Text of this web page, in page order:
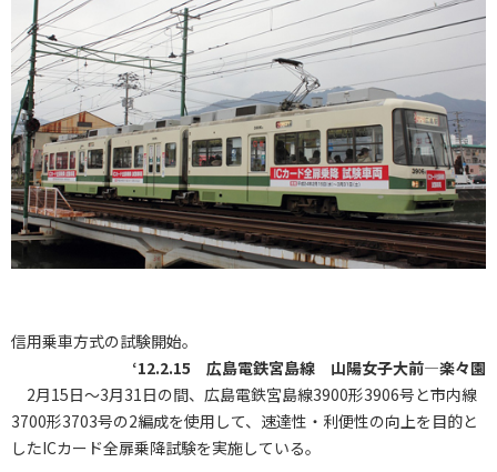
信用乗車方式の試験開始。
‘12.2.15 広島電鉄宮島線 山陽女子大前―楽々園
2月15日～3月31日の間、広島電鉄宮島線3900形3906号と市内線
3700形3703号の2編成を使用して、速達性・利便性の向上を目的と
したICカード全扉乗降試験を実施している。